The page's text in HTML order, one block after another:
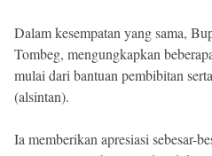
Dalam kesempatan yang sama,
Tombeg, mengungkapkan
mulai dari bantuan pembibitan
(alsintan).
Ia memberikan apresiasi sebesar-